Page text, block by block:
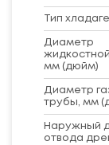
Тип
Диаметр
мм (дюйм)
Диаметр
трубы, мм
Наружный
отвода